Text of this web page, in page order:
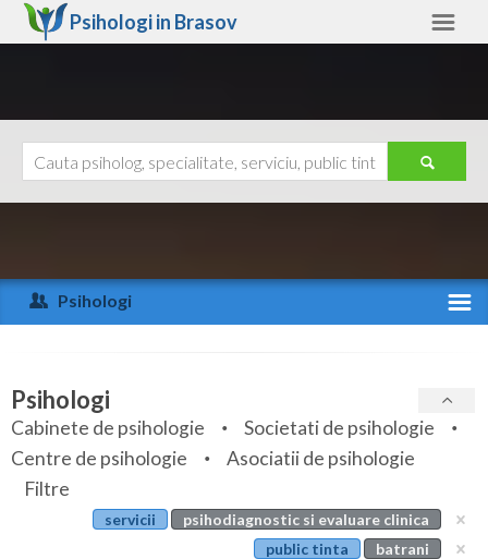
Psihologi in Brasov
Arad
Arges
Bihor
Bistrita-Nasaud
Botosani
Ajutor
Psihologi
Specialitati
Servicii
Articole
Evenimente
Psihologi
Cabinete de psihologie
Societati de psihologie
Centre de psihologie
Asociatii de psihologie
Filtre
servicii
psihodiagnostic si evaluare clinica
public tinta
batrani